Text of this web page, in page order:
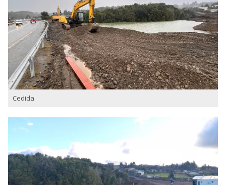
Cedida